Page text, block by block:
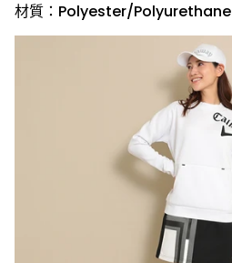
材質：Polyester/Polyurethane